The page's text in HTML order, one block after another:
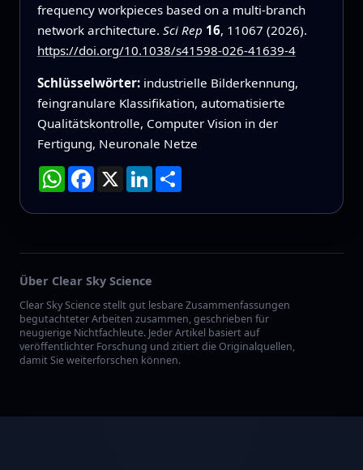
frequency workpieces based on a multi-branch
network architecture. Sci Rep 16, 11067 (2026).
https://doi.org/10.1038/s41598-026-41639-4
Schlüsselwörter: industrielle Bilderkennung,
feingranulare Klassifikation, automatisierte
Qualitätskontrolle, Computer Vision in der
Fertigung, Neuronale Netze
WhatsApp
Facebook
X LinkedInTeilen
Über Clear Sky Science
Clear Sky Science stellt gut lesbare Zusammenfassungen
begutachteter Arbeiten zusammen, geschrieben für
neugierige Nichtfachleute. Jeder Artikel basiert auf
veröffentlichter Forschung und zitiert die Originalquellen,
damit Sie weiterforschen können.